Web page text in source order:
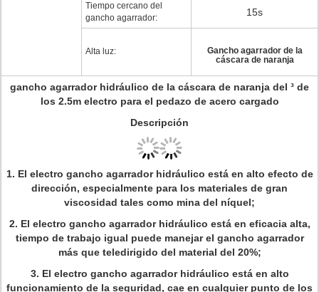
Tiempo cercano del
gancho agarrador:
15s
Alta luz:
Gancho agarrador de la
cáscara de naranja
gancho agarrador hidráulico de la cáscara de naranja del ³ de
los 2.5m electro para el pedazo de acero cargado
Descripción
1. El electro gancho agarrador hidráulico está en alto efecto de
dirección, especialmente para los materiales de gran
viscosidad tales como mina del níquel;
2. El electro gancho agarrador hidráulico está en eficacia alta,
tiempo de trabajo igual puede manejar el gancho agarrador
más que teledirigido del material del 20%;
3. El electro gancho agarrador hidráulico está en alto
funcionamiento de la seguridad, cae en cualquier punto de los